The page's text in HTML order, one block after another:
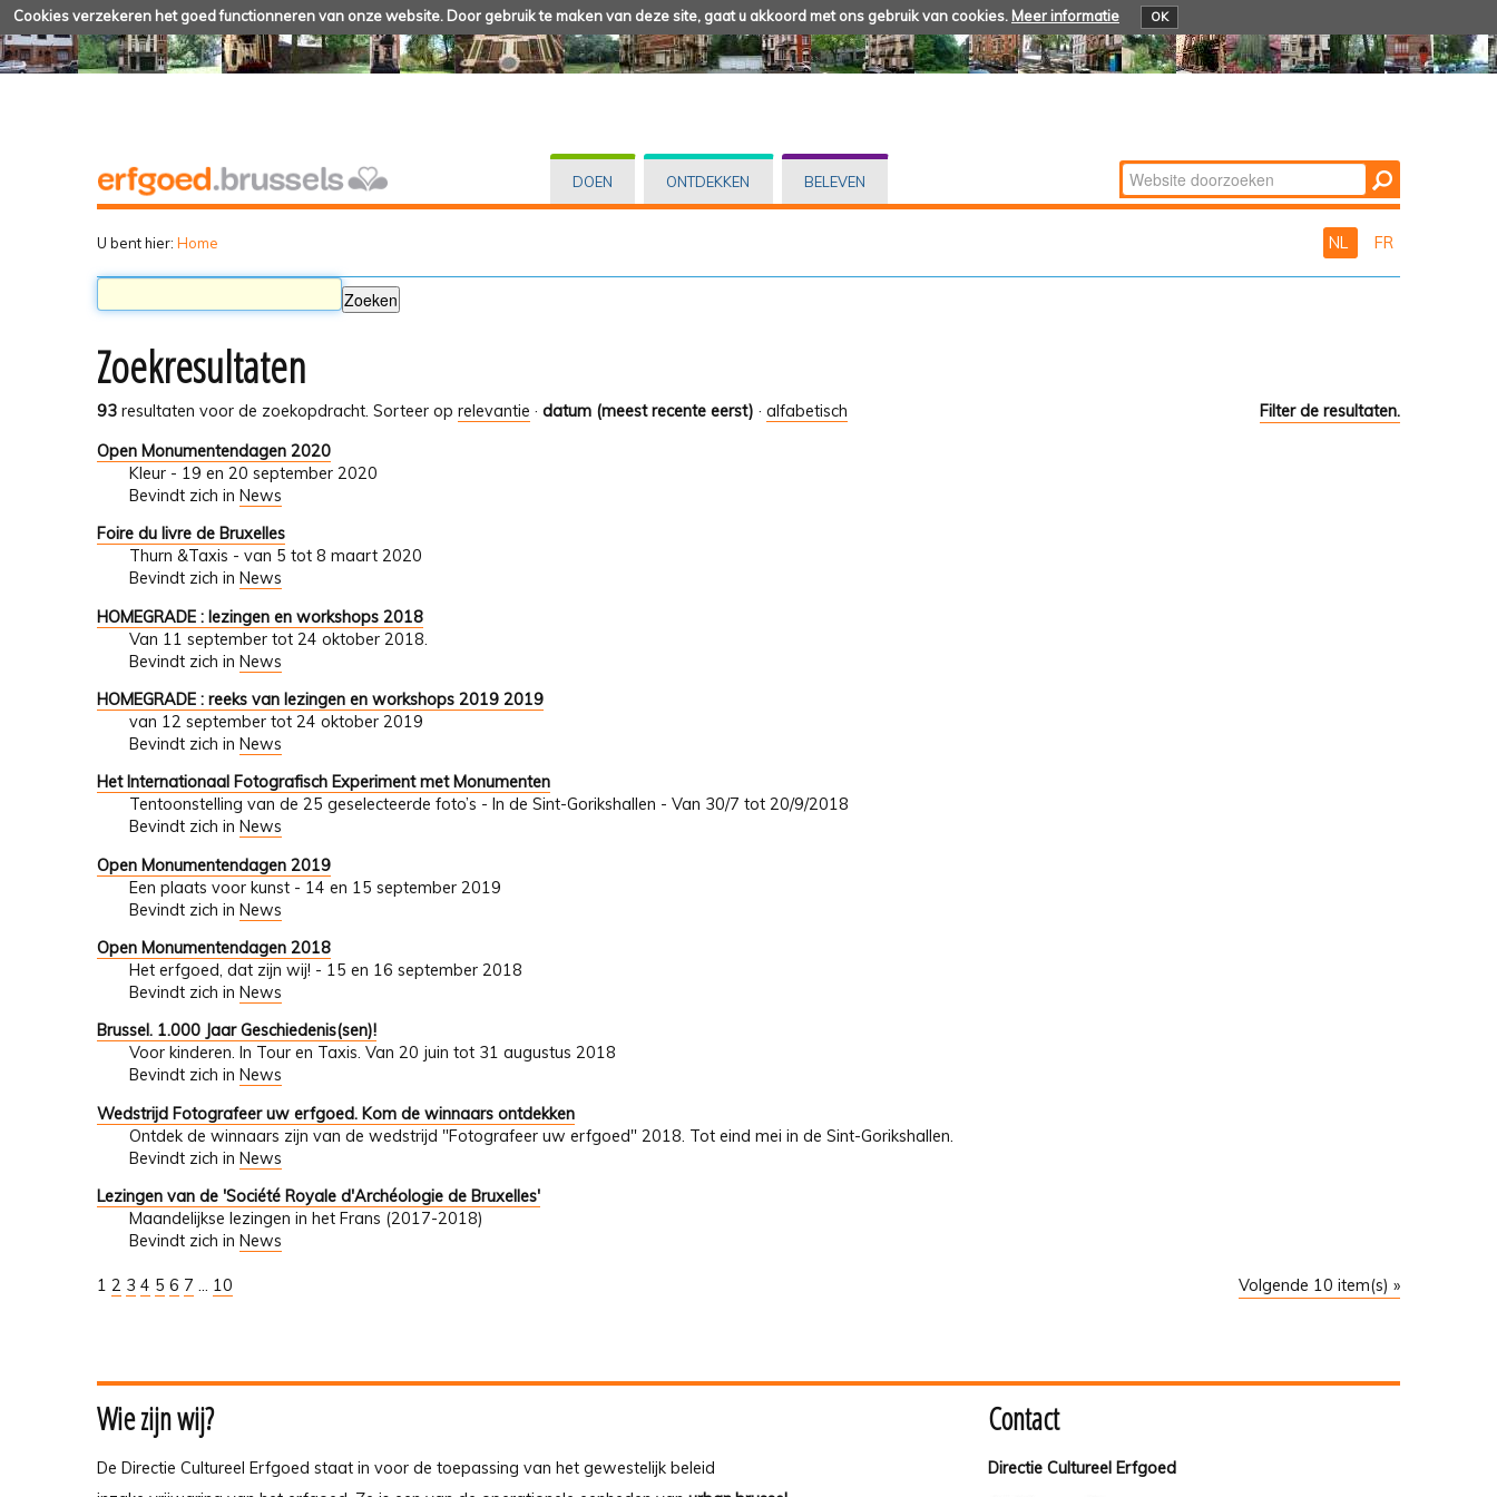
Cookies verzekeren het goed functionneren van onze website. Door gebruik te maken van deze site, gaat u akkoord met ons gebruik van cookies. Meer informatie OK
DOEN ONTDEKKEN BELEVEN Zoek
Geavanceerd
U bent hier: Home NL FR
Zoekresultaten
93 resultaten voor de zoekopdracht. Filter de resultaten.
Sorteer op relevantie · datum (meest recente eerst) · alfabetisch
Open Monumentendagen 2020
Kleur - 19 en 20 september 2020
Bevindt zich in News
Foire du livre de Bruxelles
Thurn &Taxis - van 5 tot 8 maart 2020
Bevindt zich in News
HOMEGRADE : lezingen en workshops 2018
Van 11 september tot 24 oktober 2018.
Bevindt zich in News
HOMEGRADE : reeks van lezingen en workshops 2019 2019
van 12 september tot 24 oktober 2019
Bevindt zich in News
Het Internationaal Fotografisch Experiment met Monumenten
Tentoonstelling van de 25 geselecteerde foto’s - In de Sint-Gorikshallen - Van 30/7 tot 20/9/2018
Bevindt zich in News
Open Monumentendagen 2019
Een plaats voor kunst - 14 en 15 september 2019
Bevindt zich in News
Open Monumentendagen 2018
Het erfgoed, dat zijn wij! - 15 en 16 september 2018
Bevindt zich in News
Brussel. 1.000 Jaar Geschiedenis(sen)!
Voor kinderen. In Tour en Taxis. Van 20 juin tot 31 augustus 2018
Bevindt zich in News
Wedstrijd Fotografeer uw erfgoed. Kom de winnaars ontdekken
Ontdek de winnaars zijn van de wedstrijd "Fotografeer uw erfgoed" 2018. Tot eind mei in de Sint-Gorikshallen.
Bevindt zich in News
Lezingen van de 'Société Royale d'Archéologie de Bruxelles'
Maandelijkse lezingen in het Frans (2017-2018)
Bevindt zich in News
Volgende 10 item(s) »
1 2 3 4 5 6 7 ... 10
Wie zijn wij?
De Directie Cultureel Erfgoed staat in voor de toepassing van het gewestelijk beleid
Contact
Directie Cultureel Erfgoed